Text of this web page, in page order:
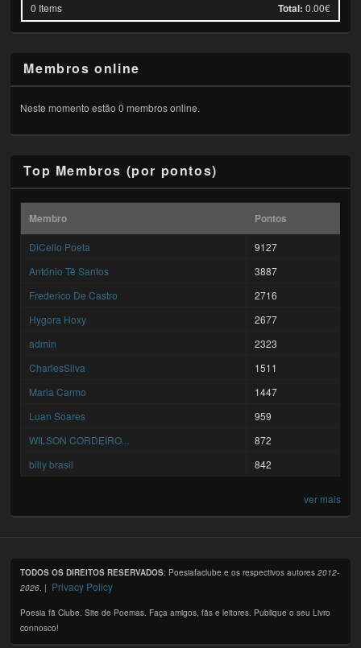
0 Items Total: 0.00€
Membros online
Neste momento estão 0 membros online.
Top Membros (por pontos)
Membro Pontos
DiCello Poeta
9127
António Tê Santos
3887
Frederico De Castro
2716
Hygora Hoxy
2677
admin
2323
CharlesSilva
1511
Maria Carmo
1447
Luan Soares
959
WILSON CORDEIRO...
872
billy brasil
842
ver mais
TODOS OS DIREITOS RESERVADOS: Poesiafaclube e os respectivos autores2012-
2026. | Privacy Policy
Poesia fã Clube. Site de Poemas. Faça amigos, fãs e leitores. Publique o seu Livro
connosco!